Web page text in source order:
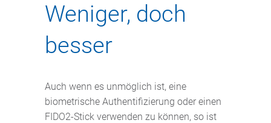
Weniger, doch
besser
Auch wenn es unmöglich ist, eine
biometrische Authentifizierung oder einen
FIDO2-Stick verwenden zu können, so ist